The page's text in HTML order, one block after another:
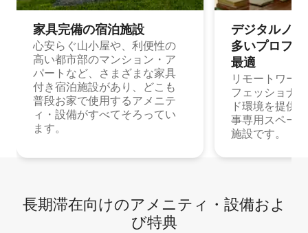
家具完備の宿⁠泊⁠施⁠設
心安らぐ山小屋や、利便性の
高い都市部のマンション・ア
パートなど、さまざまな家具
付き宿泊施設があり、どこも
普段お家で使用するアメニテ
ィ・設備がすべてそろってい
ます。
デジタルノ
多⁠いプ⁠ロ⁠フ⁠
最⁠適
リモートワー
フェッショナ
ド環境を提供
事専用スペー
施設です。
長期滞在向け⁠のア⁠メ⁠ニ⁠テ⁠ィ⁠・設⁠備⁠およ
び特⁠典